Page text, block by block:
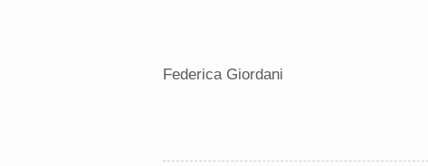
Federica Giordani